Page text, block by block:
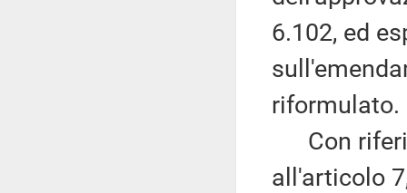
6.102, ed
riformulato.
Con
all'articolo